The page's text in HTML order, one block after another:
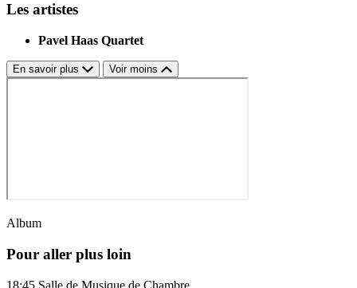
Les artistes
Pavel Haas Quartet
En savoir plus Voir moins
Album
Pour aller plus loin
18:45 Salle de Musique de Chambre